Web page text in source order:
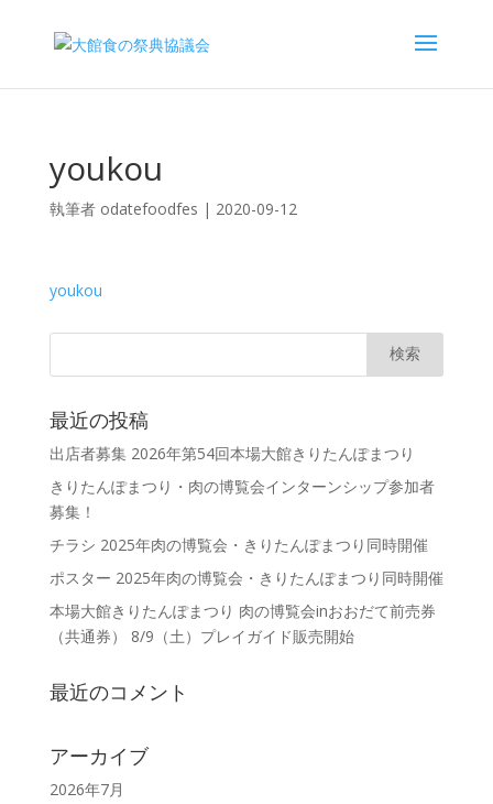
youkou
執筆者 odatefoodfes | 2020-09-12
youkou
最近の投稿
出店者募集 2026年第54回本場大館きりたんぽまつり
きりたんぽまつり・肉の博覧会インターンシップ参加者
募集！
チラシ 2025年肉の博覧会・きりたんぽまつり同時開催
ポスター 2025年肉の博覧会・きりたんぽまつり同時開催
本場大館きりたんぽまつり 肉の博覧会inおおだて前売券
（共通券） 8/9（土）プレイガイド販売開始
最近のコメント
アーカイブ
2026年7月